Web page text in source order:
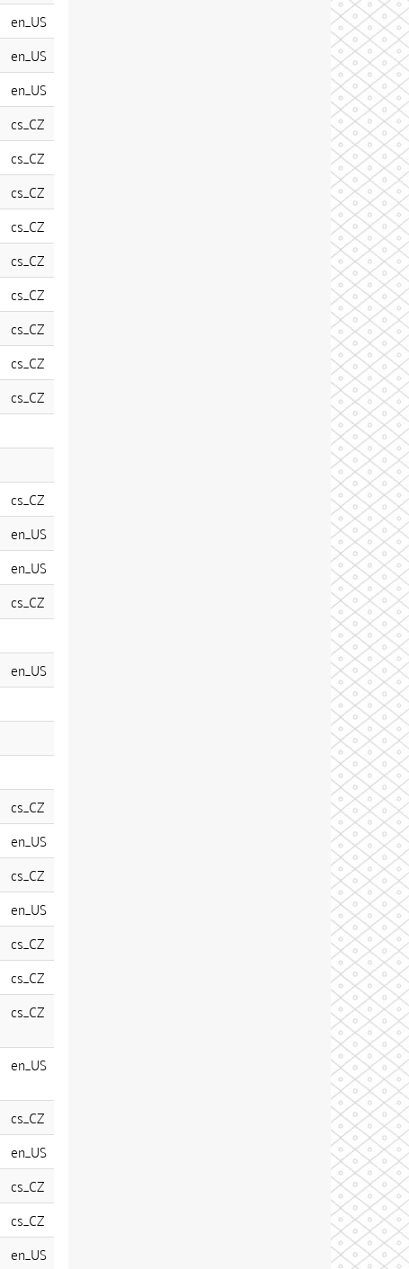
en_US
en_US
en_US
cs_CZ
cs_CZ
cs_CZ
cs_CZ
cs_CZ
cs_CZ
cs_CZ
cs_CZ
cs_CZ
cs_CZ
en_US
en_US
cs_CZ
en_US
cs_CZ
en_US
cs_CZ
en_US
cs_CZ
cs_CZ
cs_CZ
en_US
cs_CZ
en_US
cs_CZ
cs_CZ
en_US